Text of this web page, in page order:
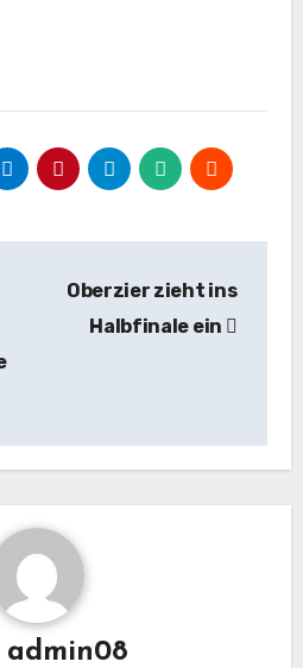
Oberzier zieht ins
Halbfinale ein
admin08